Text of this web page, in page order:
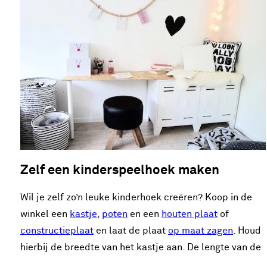
Zelf een kinderspeelhoek maken
Wil je zelf zo’n leuke kinderhoek creëren? Koop in de
winkel een kastje poten en een houten plaat of
constructieplaat en laat de plaat op maat zagen . Houd
hierbij de breedte van het kastje aan. De lengte van de